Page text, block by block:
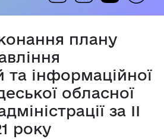
плану
та інформаційної
обласної
за ІІ
року